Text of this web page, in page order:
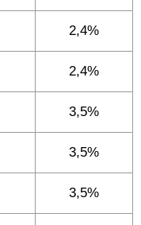
2,4%
2,4%
3,5%
3,5%
3,5%